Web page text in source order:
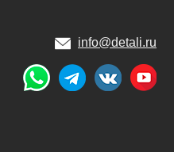
info@detali.ru